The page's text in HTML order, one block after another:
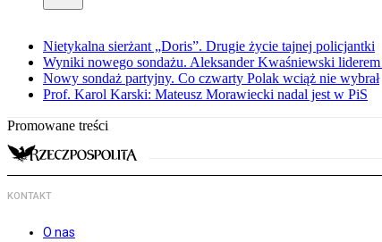
Nietykalna sierżant „Doris”. Drugie życie tajnej policjantki
Wyniki nowego sondażu. Aleksander Kwaśniewski
Nowy sondaż partyjny. Co czwarty Polak wciąż nie wybrał
Prof. Karol Karski: Mateusz Morawiecki nadal jest w PiS
Promowane treści
KONTAKT
O nas